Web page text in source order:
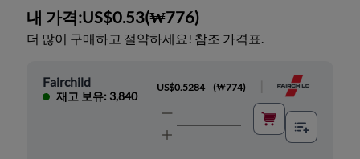
내 가격:US$0.53(₩776)
더 많이 구매하고 절약하세요! 참조 가격표.
Fairchild
재고 보유: 3,840
US$0.5284 (₩774)